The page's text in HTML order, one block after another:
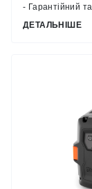
- Гарантійний
ДЕТАЛЬНІШЕ